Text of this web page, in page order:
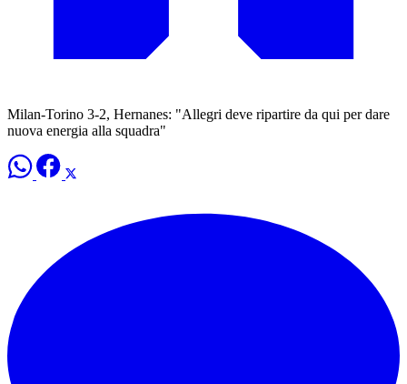
Milan-Torino 3-2, Hernanes: "Allegri deve ripartire da qui per dare
nuova energia alla squadra"